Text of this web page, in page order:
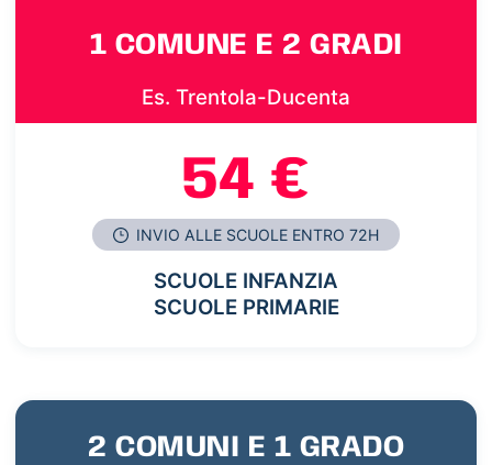
1 COMUNE E 2 GRADI
Es. Trentola-Ducenta
54 €
INVIO ALLE SCUOLE ENTRO 72H
SCUOLE INFANZIA
SCUOLE PRIMARIE
2 COMUNI E 1 GRADO